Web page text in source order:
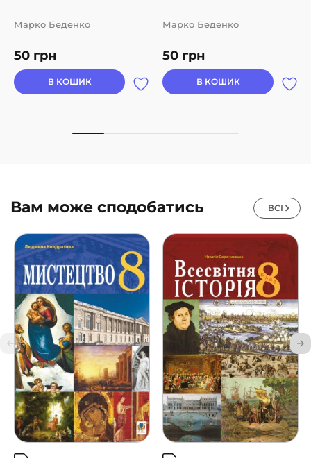
50 грн
Марко Беденко
В КОШИК
50 грн
Марко Беденко
В КОШИК
Вам може сподобатись ВСІ